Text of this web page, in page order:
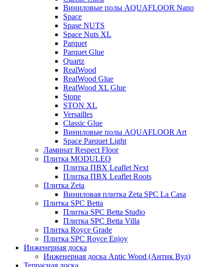
Виниловые полы AQUAFLOOR Nano
Space
Spase NUTS
Space Nuts XL
Parquet
Parquet Glue
Quartz
RealWood
RealWood Glue
RealWood XL Glue
Stone
STON XL
Versailles
Classic Glue
Виниловые полы AQUAFLOOR Art
Space Parquet Light
Ламинат Respect Floor
Плитка MODULEO
Плитка ПВХ Leaflet Next
Плитка ПВХ Leaflet Roots
Плитка Zeta
Виниловая плитка Zeta SPC La Casa
Плитка SPC Betta
Плитка SPC Betta Studio
Плитка SPC Betta Villa
Плитка Royce Grade
Плитка SPC Royce Enjoy
Инженерная доска
Инженерная доска Antic Wood (Антик Вуд)
Террасная доска